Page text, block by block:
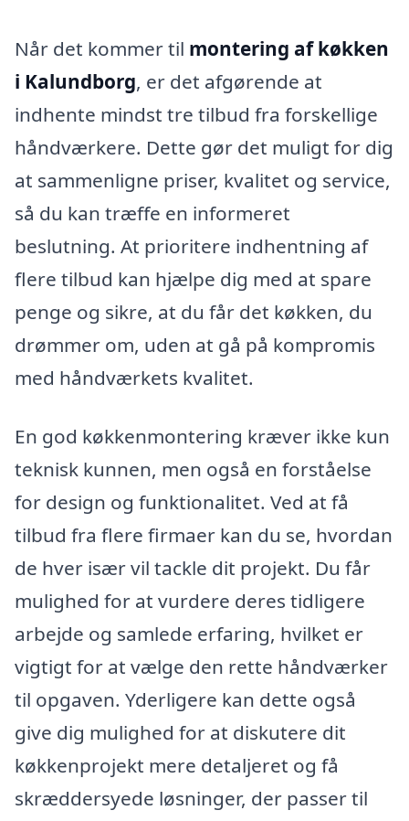
Når det kommer til montering af køkken
i Kalundborg, er det afgørende at
indhente mindst tre tilbud fra forskellige
håndværkere. Dette gør det muligt for dig
at sammenligne priser, kvalitet og service,
så du kan træffe en informeret
beslutning. At prioritere indhentning af
flere tilbud kan hjælpe dig med at spare
penge og sikre, at du får det køkken, du
drømmer om, uden at gå på kompromis
med håndværkets kvalitet.
En god køkkenmontering kræver ikke kun
teknisk kunnen, men også en forståelse
for design og funktionalitet. Ved at få
tilbud fra flere firmaer kan du se, hvordan
de hver især vil tackle dit projekt. Du får
mulighed for at vurdere deres tidligere
arbejde og samlede erfaring, hvilket er
vigtigt for at vælge den rette håndværker
til opgaven. Yderligere kan dette også
give dig mulighed for at diskutere dit
køkkenprojekt mere detaljeret og få
skræddersyede løsninger, der passer til